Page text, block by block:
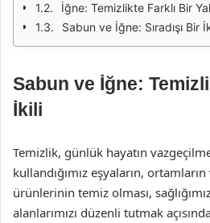
İğne: Temizlikte Farklı Bir
Sabun ve İğne: Sıradışı Bir
Sabun ve İğne:
İkili
Temizlik, günlük hayatın
kullandığımız eşyaların,
ürünlerinin temiz olması,
alanlarımızı düzenli tutmak